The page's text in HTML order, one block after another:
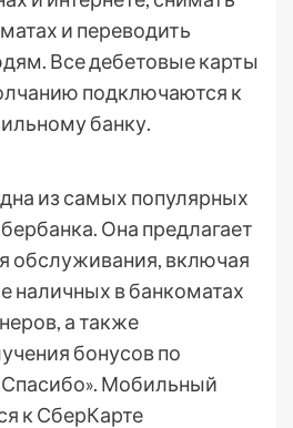
и переводить
Все дебетовые карты
подключаются к
банку.
из самых популярных
Она предлагает
обслуживания, включая
наличных в банкоматах
а также
бонусов по
Мобильный
к СберКарте